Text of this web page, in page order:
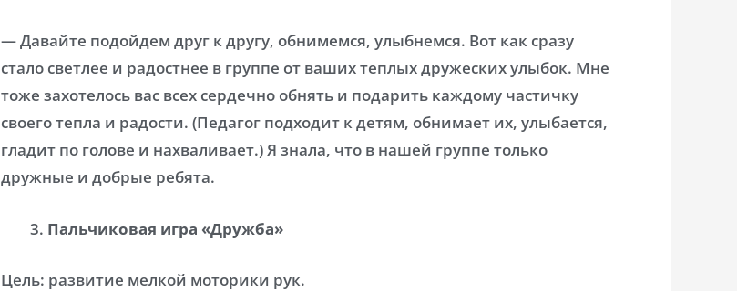
— Давайте подойдем друг к другу, обнимемся, улыбнемся. Вот как сразу
стало светлее и радостнее в группе от ваших теплых дружеских улыбок. Мне
тоже захотелось вас всех сердечно обнять и подарить каждому частичку
своего тепла и радости. (Педагог подходит к детям, обнимает их, улыбается,
гладит по голове и нахваливает.) Я знала, что в нашей группе только
дружные и добрые ребята.
Пальчиковая игра «Дружба»
Цель: развитие мелкой моторики рук.